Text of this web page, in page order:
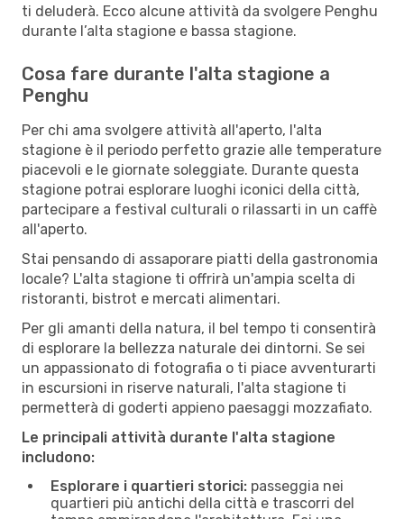
ti deluderà. Ecco alcune attività da svolgere Penghu
durante l’alta stagione e bassa stagione.
Cosa fare durante l'alta stagione a
Penghu
Per chi ama svolgere attività all'aperto, l'alta
stagione è il periodo perfetto grazie alle temperature
piacevoli e le giornate soleggiate. Durante questa
stagione potrai esplorare luoghi iconici della città,
partecipare a festival culturali o rilassarti in un caffè
all'aperto.
Stai pensando di assaporare piatti della gastronomia
locale? L'alta stagione ti offrirà un'ampia scelta di
ristoranti, bistrot e mercati alimentari.
Per gli amanti della natura, il bel tempo ti consentirà
di esplorare la bellezza naturale dei dintorni. Se sei
un appassionato di fotografia o ti piace avventurarti
in escursioni in riserve naturali, l'alta stagione ti
permetterà di goderti appieno paesaggi mozzafiato.
Le principali attività durante l'alta stagione
includono:
Esplorare i quartieri storici: passeggia nei
quartieri più antichi della città e trascorri del